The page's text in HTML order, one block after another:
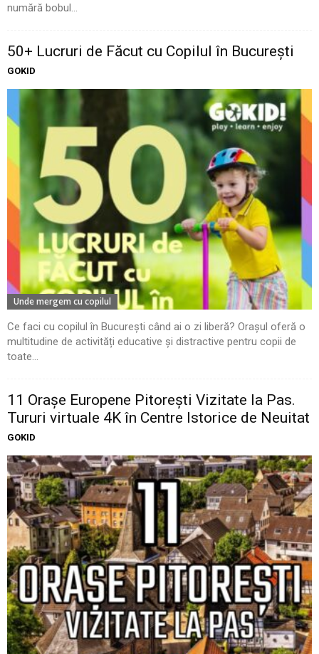
numără bobul...
50+ Lucruri de Făcut cu Copilul în București
GOKID
Unde mergem cu copilul
Ce faci cu copilul în București când ai o zi liberă? Orașul oferă o
multitudine de activități educative și distractive pentru copii de
toate...
11 Oraşe Europene Pitoreşti Vizitate la Pas.
Tururi virtuale 4K în Centre Istorice de Neuitat
GOKID